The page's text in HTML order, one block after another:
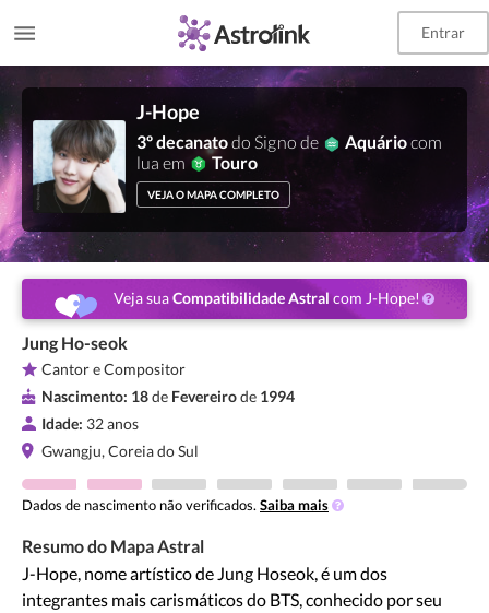
Entrar
J-Hope
3º decanatodo Signo de Aquáriocom
lua em
Touro
VEJA O MAPA COMPLETO
Veja suaCompatibilidade Astralcom J-Hope!
Jung Ho-seok
Cantor e Compositor
Nascimento: 18de Fevereirode 1994
Idade: 32 anos
Gwangju, Coreia do Sul
Dados de nascimento não verificados. Saiba mais
Resumo do Mapa Astral
J-Hope, nome artístico de Jung Hoseok, é um dos
integrantes mais carismáticos do BTS, conhecido por seu